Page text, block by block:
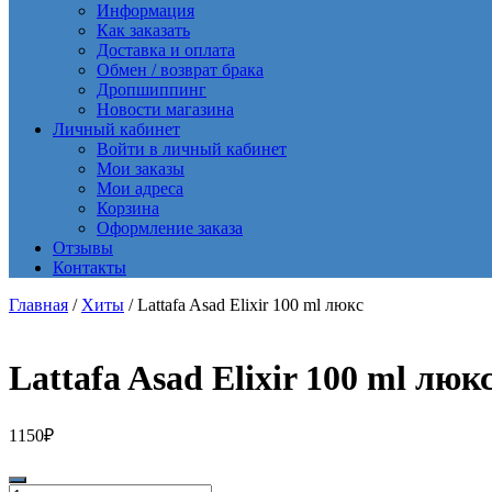
Информация
Как заказать
Доставка и оплата
Обмен / возврат брака
Дропшиппинг
Новости магазина
Личный кабинет
Войти в личный кабинет
Мои заказы
Мои адреса
Корзина
Оформление заказа
Отзывы
Контакты
Главная / Хиты / Lattafa Asad Elixir 100 ml люкс
Lattafa Asad Elixir 100 ml
1150₽